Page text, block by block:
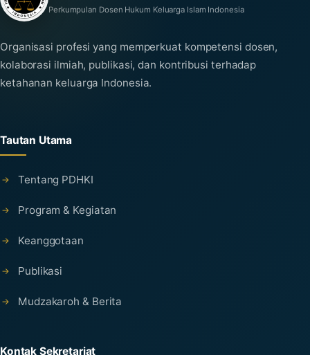
Perkumpulan Dosen Hukum Keluarga Islam Indonesia
Organisasi profesi yang memperkuat kompetensi dosen,
kolaborasi ilmiah, publikasi, dan kontribusi terhadap
ketahanan keluarga Indonesia.
Tautan Utama
Tentang PDHKI
Program & Kegiatan
Keanggotaan
Publikasi
Mudzakaroh & Berita
Kontak Sekretariat